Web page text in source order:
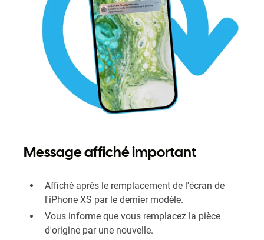
Message affiché important
Affiché après le remplacement de l'écran de
l'iPhone XS par le dernier modèle.
Vous informe que vous remplacez la pièce
d'origine par une nouvelle.